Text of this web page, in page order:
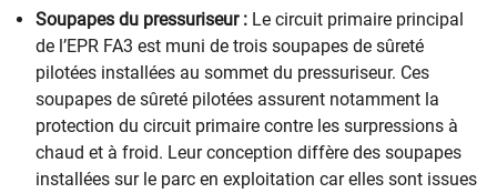
Soupapes du pressuriseur : Le circuit primaire principal
de l’EPR FA3 est muni de trois soupapes de sûreté
pilotées installées au sommet du pressuriseur. Ces
soupapes de sûreté pilotées assurent notamment la
protection du circuit primaire contre les surpressions à
chaud et à froid. Leur conception diffère des soupapes
installées sur le parc en exploitation car elles sont issues